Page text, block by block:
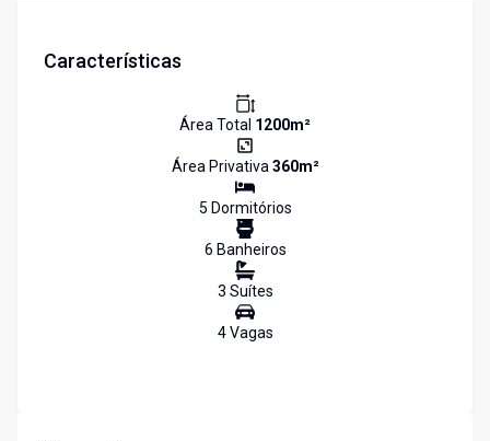
Características
Área Total 1200m²
Área Privativa360m²
5 Dormitórios
6 Banheiros
3 Suítes
4Vagas